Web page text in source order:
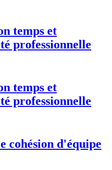
temps et
professionnelle
temps et
professionnelle
cohésion d'équipe